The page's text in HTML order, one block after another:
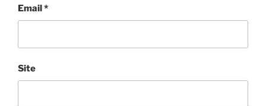
Email*
Site